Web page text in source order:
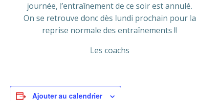
journée, l’entraînement de ce soir est annulé.
On se retrouve donc dès lundi prochain pour la
reprise normale des entraînements !!
Les coachs
Ajouter au calendrier